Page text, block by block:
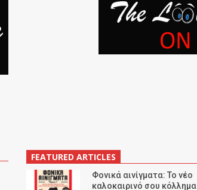
FEATURED ARTICLES
Φονικά αινίγματα: Το νέο
καλοκαιρινό σου κόλλημα